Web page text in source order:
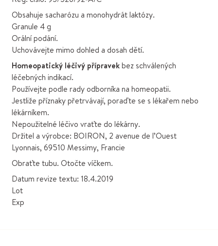
Obsahuje sacharózu a monohydrát laktózy.
Granule 4 g
Orální podání.
Uchovávejte mimo dohled a dosah dětí.
Homeopatický léčivý přípravekbez schválených
léčebných indikací.
Používejte podle rady odborníka na homeopatii.
Jestliže příznaky přetrvávají, poraďte se s lékařem nebo
lékárníkem.
Nepoužitelné léčivo vraťte do lékárny.
Držitel a výrobce: BOIRON, 2 avenue de l’Ouest
Lyonnais, 69510 Messimy, Francie
Obraťte tubu. Otočte víčkem.
Datum revize textu: 18.4.2019
Lot
Exp